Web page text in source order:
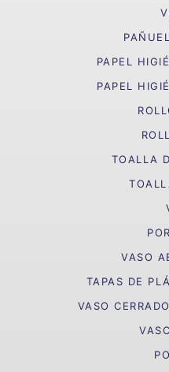
PAPEL
PAPEL
TOALLA
VASO
TAPAS DE
VASO